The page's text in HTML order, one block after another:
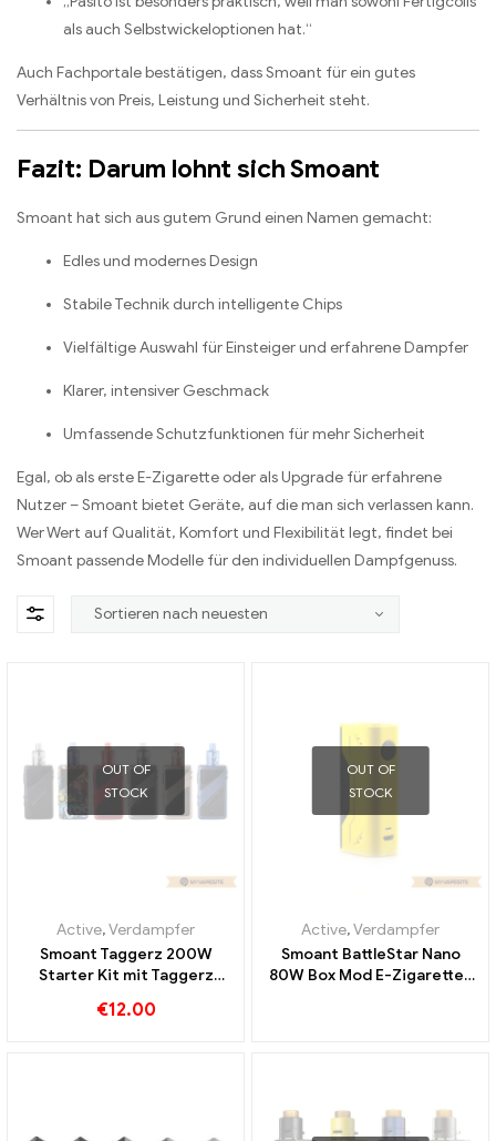
als auch Selbstwickeloptionen hat.“
Auch Fachportale bestätigen, dass Smoant für ein gutes
Verhältnis von Preis, Leistung und Sicherheit steht.
Fazit: Darum lohnt sich Smoant
Smoant hat sich aus gutem Grund einen Namen gemacht:
Edles und modernes Design
Stabile Technik durch intelligente Chips
Vielfältige Auswahl für Einsteiger und erfahrene Dampfer
Klarer, intensiver Geschmack
Umfassende Schutzfunktionen für mehr Sicherheit
Egal, ob als erste E-Zigarette oder als Upgrade für erfahrene
Nutzer – Smoant bietet Geräte, auf die man sich verlassen kann.
Wer Wert auf Qualität, Komfort und Flexibilität legt, findet bei
Smoant passende Modelle für den individuellen Dampfgenuss.
OUT OF
STOCK
Active,Verdampfer
Smoant Taggerz 200W
Starter Kit mit Taggerz
Zigaretten Großhandel丨
€12.00
OUT OF
STOCK
Active,Verdampfer
Smoant BattleStar Nano
80W Box Mod E-Zigaretten